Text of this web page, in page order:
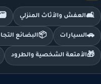
🛋️العفش والأثاث المنزلي 🗃️
🚗السيارات 📦البضائع
🎁الأمتعة الشخصية والطرود